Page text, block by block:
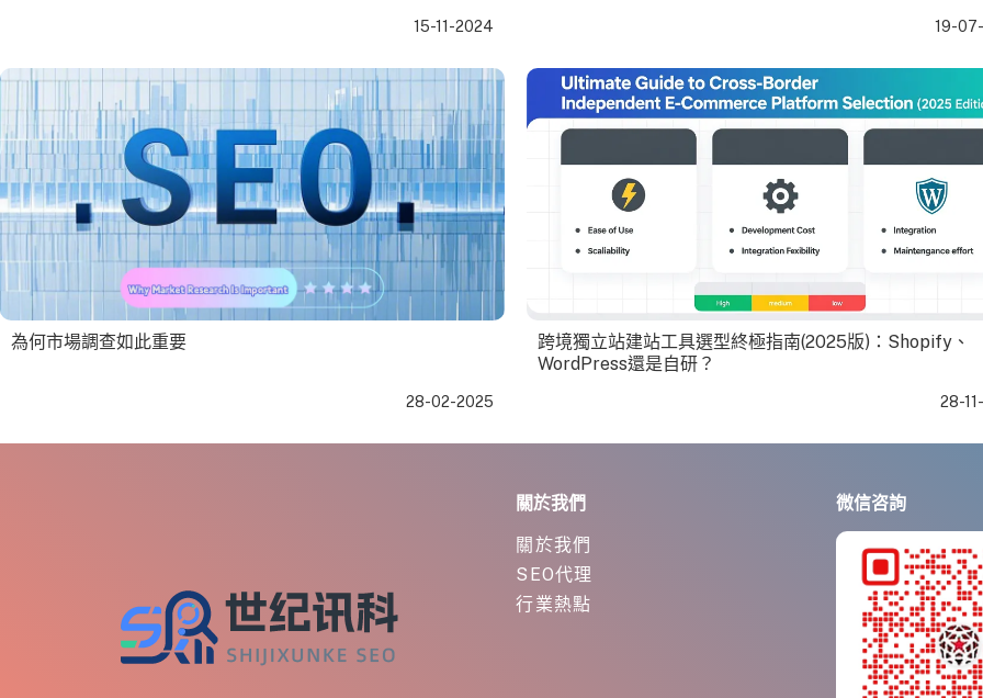
15-11-2024 19-
為何市場調查如此重要
28-02-2025
跨境獨立站建站工具選型終極指南(2025版)：Shopify、
WordPress還是自研？
28-
關於我們
關於我們
SEO代理
行業熱點
微信咨詢